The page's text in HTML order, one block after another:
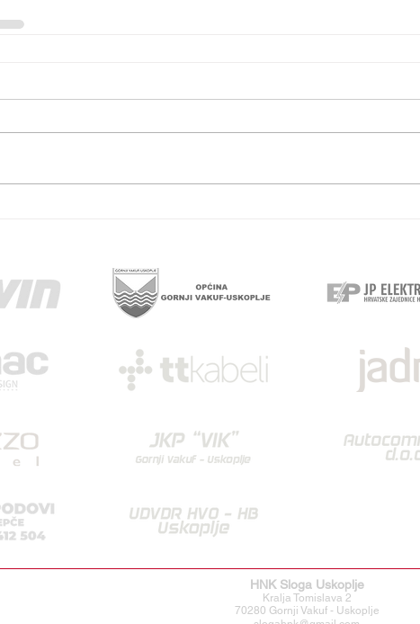
HNK Sloga Uskoplje
Kralja Tomislava 2
70280 Gornji Vakuf - Uskoplje